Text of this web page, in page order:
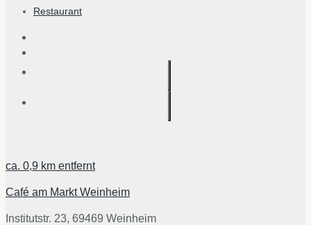
Restaurant
ca. 0,9 km entfernt
Café am Markt Weinheim
Institutstr. 23, 69469 Weinheim